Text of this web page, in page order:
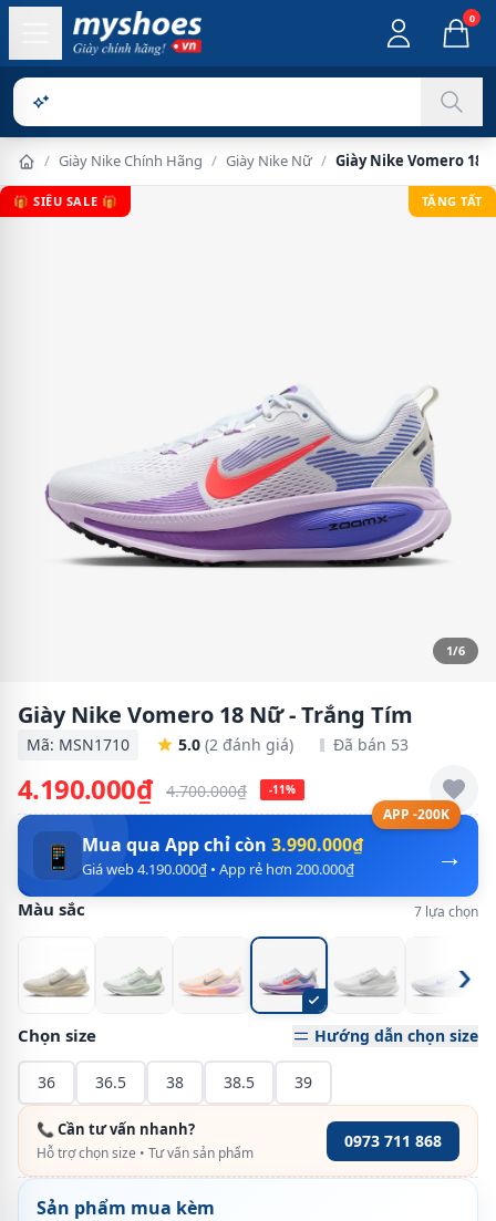
0
Sản phẩm ch
/ Giày Nike Chính Hãng / Giày Nike Nữ / Giày Nike Vomero 18
🎁 SIÊU SALE 🎁 TẶNG TẤT
1/6
Giày Nike Vomero 18 Nữ - Trắng Tím
Mã: MSN1710 5.0 (2 đánh giá) Đã bán 53
4.190.000₫ 4.700.000₫ -11%
APP -200K
→
📱 Mua qua App chỉ còn 3.990.000₫
Giá web 4.190.000₫ • App rẻ hơn 200.000₫
Màu sắc 7 lựa chọn
›
Chọn size Hướng dẫn chọn size
36 36.5 38 38.5 39
📞 Cần tư vấn nhanh?
Hỗ trợ chọn size • Tư vấn sản phẩm
0973 711 868
Sản phẩm mua kèm